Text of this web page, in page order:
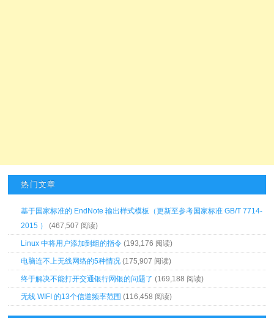
热门文章
基于国家标准的 EndNote 输出样式模板（更新至参考国家标准 GB/T 7714-
2015 ）
(467,507 阅读)
Linux 中将用户添加到组的指令 (193,176 阅读)
电脑连不上无线网络的5种情况 (175,907 阅读)
终于解决不能打开交通银行网银的问题了 (169,188 阅读)
无线 WIFI 的13个信道频率范围 (116,458 阅读)